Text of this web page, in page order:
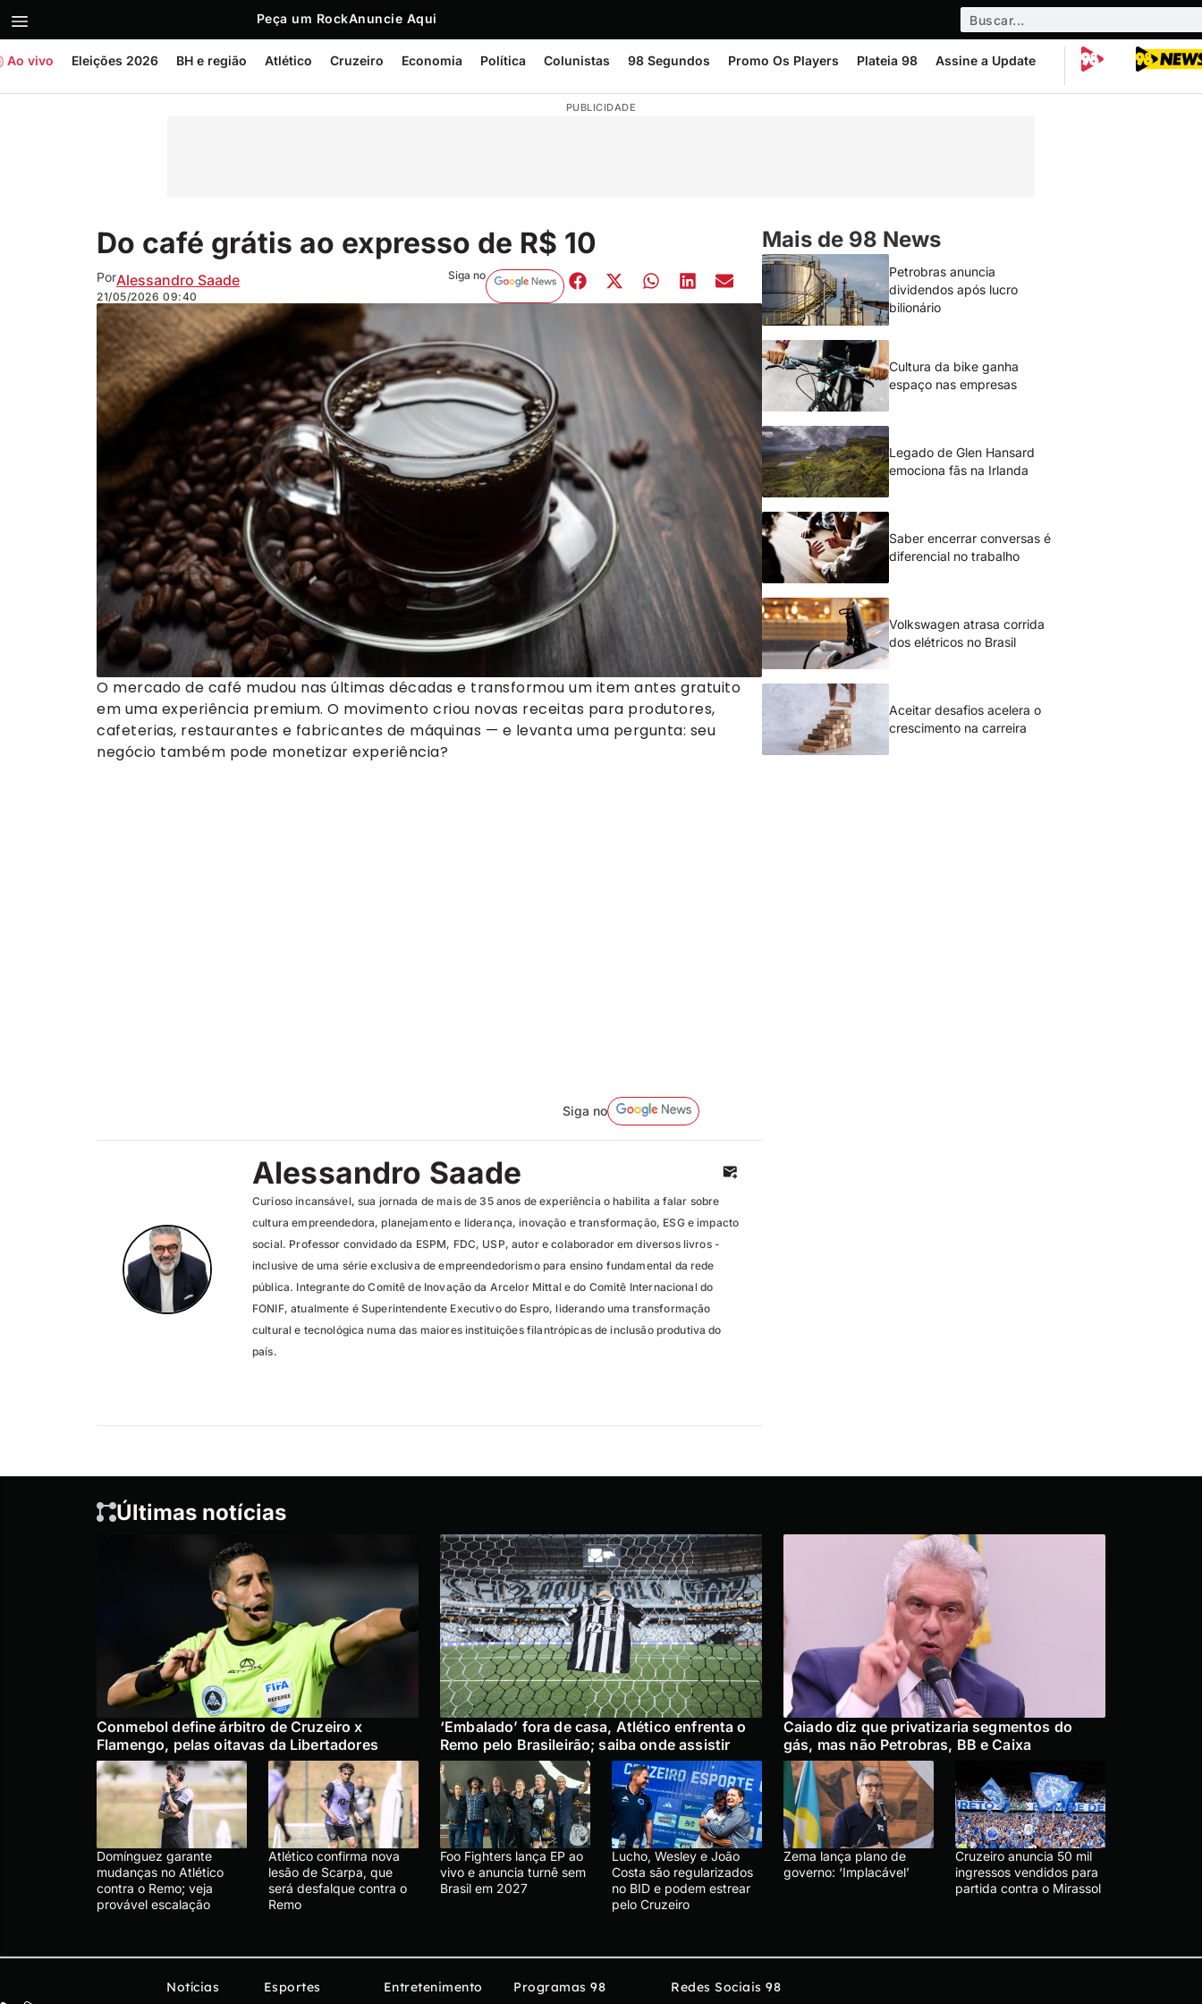
Peça um RockAnuncie Aqui
Ao vivo Eleições 2026 BH e região Atlético Cruzeiro Economia Política Colunistas 98 Segundos Promo Os Players Plateia 98 Assine a Update
PUBLICIDADE
Do café grátis ao expresso de R$ 10
PorAlessandro Saade
21/05/2026 09:40
Siga no
O mercado de café mudou nas últimas décadas e transformou um item antes gratuito
em uma experiência premium. O movimento criou novas receitas para produtores,
cafeterias, restaurantes e fabricantes de máquinas — e levanta uma pergunta: seu
negócio também pode monetizar experiência?
Siga no
Alessandro Saade
Curioso incansável, sua jornada de mais de 35 anos de experiência o habilita a falar sobre
cultura empreendedora, planejamento e liderança, inovação e transformação, ESG e impacto
social. Professor convidado da ESPM, FDC, USP, autor e colaborador em diversos livros -
inclusive de uma série exclusiva de empreendedorismo para ensino fundamental da rede
pública. Integrante do Comitê de Inovação da Arcelor Mittal e do Comitê Internacional do
FONIF, atualmente é Superintendente Executivo do Espro, liderando uma transformação
cultural e tecnológica numa das maiores instituições filantrópicas de inclusão produtiva do
país.
Mais de 98 News
Petrobras anuncia
dividendos após lucro
bilionário
Cultura da bike ganha
espaço nas empresas
Legado de Glen Hansard
emociona fãs na Irlanda
Saber encerrar conversas é
diferencial no trabalho
Volkswagen atrasa corrida
dos elétricos no Brasil
Aceitar desafios acelera o
crescimento na carreira
Últimas notícias
Conmebol define árbitro de Cruzeiro x
Flamengo, pelas oitavas da Libertadores
‘Embalado’ fora de casa, Atlético enfrenta o
Remo pelo Brasileirão; saiba onde assistir
Caiado diz que privatizaria segmentos do
gás, mas não Petrobras, BB e Caixa
Domínguez garante
mudanças no Atlético
contra o Remo; veja
provável escalação
Atlético confirma nova
lesão de Scarpa, que
será desfalque contra o
Remo
Foo Fighters lança EP ao
vivo e anuncia turnê sem
Brasil em 2027
Lucho, Wesley e João
Costa são regularizados
no BID e podem estrear
pelo Cruzeiro
Zema lança plano de
governo: ‘Implacável’
Cruzeiro anuncia 50 mil
ingressos vendidos para
partida contra o Mirassol
Notícias
Esportes
Entretenimento
Programas 98
Redes Sociais 98